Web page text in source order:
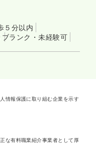
５分以内
ブランク・未経験可
情報保護に取り組む企業を示す
な有料職業紹介事業者として厚